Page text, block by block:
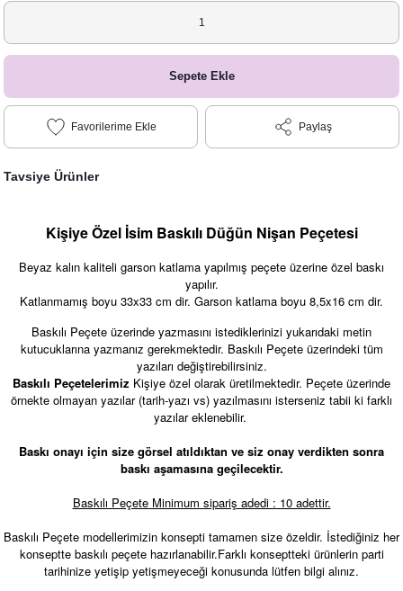
Sepete Ekle
Paylaş
Tavsiye Ürünler
530,00 TL
Kişiye Özel İsim Baskılı Düğün Nişan Peçetesi
Beyaz kalın kaliteli garson katlama yapılmış peçete üzerine özel baskı
yapılır.
Katlanmamış boyu 33x33 cm dir. Garson katlama boyu 8,5x16 cm dir.
Baskılı Peçete üzerinde yazmasını istediklerinizi yukarıdaki metin
kutucuklarına yazmanız gerekmektedir. Baskılı Peçete üzerindeki tüm
yazıları değiştirebilirsiniz.
Baskılı Peçetelerimiz Kişiye özel olarak üretilmektedir. Peçete üzerinde
örnekte olmayan yazılar (tarih-yazı vs) yazılmasını isterseniz tabii ki farklı
yazılar eklenebilir.
Baskı onayı için size görsel atıldıktan ve siz onay verdikten sonra
baskı aşamasına geçilecektir.
Baskılı Peçete Minimum sipariş adedi : 10 adettir.
Baskılı Peçete modellerimizin konsepti tamamen size özeldir. İstediğiniz her
konseptte baskılı peçete hazırlanabilir.Farklı konseptteki ürünlerin parti
tarihinize yetişip yetişmeyeceği konusunda lütfen bilgi alınız.